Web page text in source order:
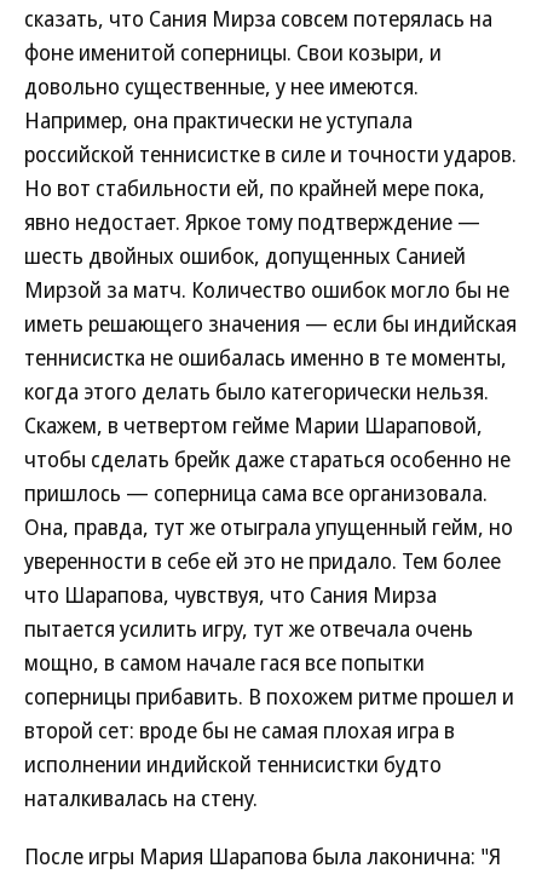
сказать, что Сания Мирза совсем потерялась на
фоне именитой соперницы. Свои козыри, и
довольно существенные, у нее имеются.
Например, она практически не уступала
российской теннисистке в силе и точности ударов.
Но вот стабильности ей, по крайней мере пока,
явно недостает. Яркое тому подтверждение —
шесть двойных ошибок, допущенных Санией
Мирзой за матч. Количество ошибок могло бы не
иметь решающего значения — если бы индийская
теннисистка не ошибалась именно в те моменты,
когда этого делать было категорически нельзя.
Скажем, в четвертом гейме Марии Шараповой,
чтобы сделать брейк даже стараться особенно не
пришлось — соперница сама все организовала.
Она, правда, тут же отыграла упущенный гейм, но
уверенности в себе ей это не придало. Тем более
что Шарапова, чувствуя, что Сания Мирза
пытается усилить игру, тут же отвечала очень
мощно, в самом начале гася все попытки
соперницы прибавить. В похожем ритме прошел и
второй сет: вроде бы не самая плохая игра в
исполнении индийской теннисистки будто
наталкивалась на стену.
После игры Мария Шарапова была лаконична: "Я